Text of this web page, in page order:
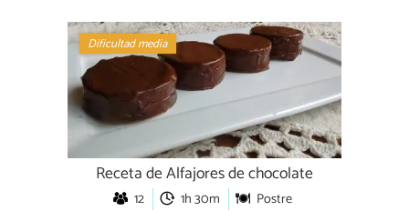
Dificultad media
Receta de Alfajores de chocolate
12 1h 30m Postre